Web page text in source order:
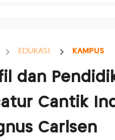
EDUKASI KAMPUS
dan
Cantik
Carlsen